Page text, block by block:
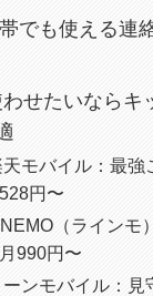
でも使える連
せたいならキ
モバイル：最強
円〜
（ラインモ
990円〜
ンモバイル：見